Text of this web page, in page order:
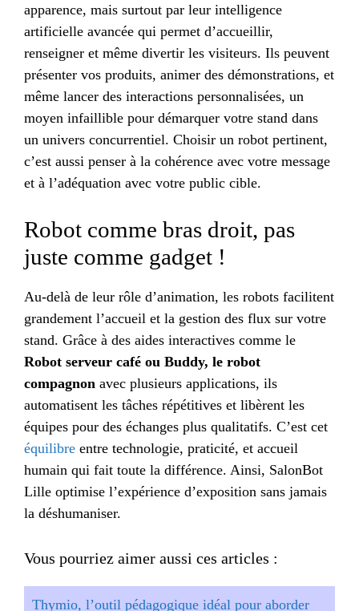
apparence, mais surtout par leur intelligence
artificielle avancée qui permet d’accueillir,
renseigner et même divertir les visiteurs. Ils peuvent
présenter vos produits, animer des démonstrations, et
même lancer des interactions personnalisées, un
moyen infaillible pour démarquer votre stand dans
un univers concurrentiel. Choisir un robot pertinent,
c’est aussi penser à la cohérence avec votre message
et à l’adéquation avec votre public cible.
Robot comme bras droit, pas
juste comme gadget !
Au-delà de leur rôle d’animation, les robots facilitent
grandement l’accueil et la gestion des flux sur votre
stand. Grâce à des aides interactives comme le
Robot serveur café ou Buddy, le robot
compagnon avec plusieurs applications, ils
automatisent les tâches répétitives et libèrent les
équipes pour des échanges plus qualitatifs. C’est cet
équilibre entre technologie, praticité, et accueil
humain qui fait toute la différence. Ainsi, SalonBot
Lille optimise l’expérience d’exposition sans jamais
la déshumaniser.
Vous pourriez aimer aussi ces articles :
Thymio, l’outil pédagogique idéal pour aborder